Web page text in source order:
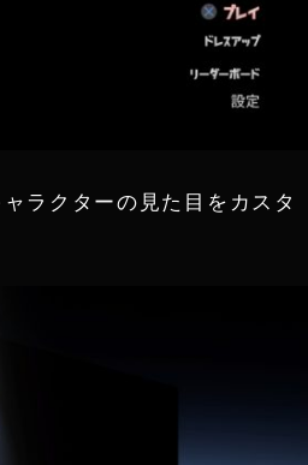
ラクターの見た目をカスタ